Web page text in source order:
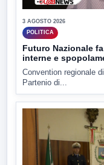
3 AGOSTO 2026
POLITICA
Futuro Nazionale
interne e
Convention regionale
Partenio di...